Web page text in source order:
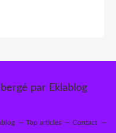
par Eklablog
Top articles Contact